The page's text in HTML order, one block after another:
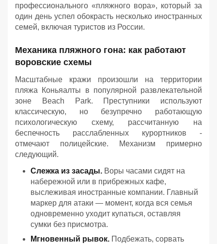
профессионального «пляжного вора», который за
один день успел обокрасть несколько иностранных
семей, включая туристов из России.
Механика пляжного гона: как работают
воровские схемы
Масштабные кражи произошли на территории
пляжа Коньяалты в популярной развлекательной
зоне Beach Park. Преступники используют
классическую, но безупречно работающую
психологическую схему, рассчитанную на
беспечность расслабленных курортников -
отмечают полицейские. Механизм примерно
следующий.
Слежка из засады. Воры часами сидят на
набережной или в прибрежных кафе,
выслеживая иностранные компании. Главный
маркер для атаки — момент, когда вся семья
одновременно уходит купаться, оставляя
сумки без присмотра.
Мгновенный рывок. Подбежать, сорвать